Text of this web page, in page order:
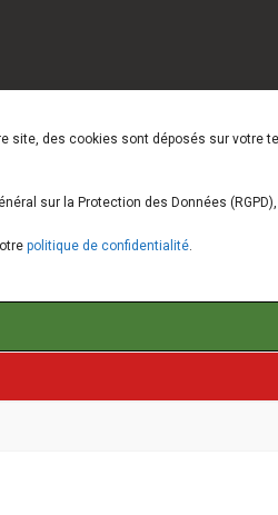
site, des cookies sont déposés sur votre
sur la Protection des Données
politique de confidentialité.